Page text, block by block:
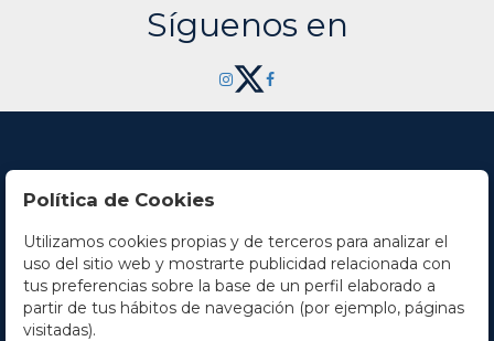
Síguenos en
Contacto
Horario
La empresa
Política de Cookies
Utilizamos cookies propias y de terceros para analizar el
uso del sitio web y mostrarte publicidad relacionada con
tus preferencias sobre la base de un perfil elaborado a
partir de tus hábitos de navegación (por ejemplo, páginas
visitadas).